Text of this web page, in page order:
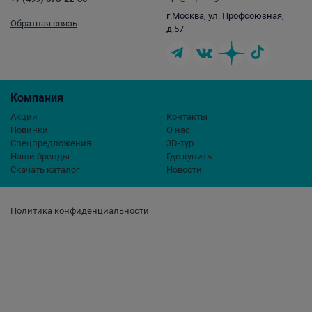
Политика конфиденциальности
Компания
Акции
Новинки
Спецпредложения
Наши бренды
Скачать каталог
Контакты
О нас
3D-тур
Где купить
Новости
Обратная связь
г.Москва, ул. Профсоюзная,
д.57